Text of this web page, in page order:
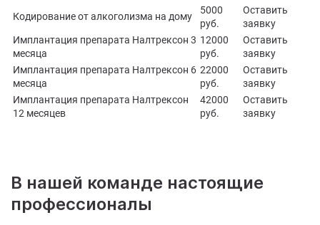
Кодирование от алкоголизма на дому
5000
руб.
Оставить
заявку
Имплантация препарата Налтрексон 3
месяца
12000
руб.
Оставить
заявку
Имплантация препарата Налтрексон 6
месяца
22000
руб.
Оставить
заявку
Имплантация препарата Налтрексон
12 месяцев
42000
руб.
Оставить
заявку
В нашей команде настоящие
профессионалы